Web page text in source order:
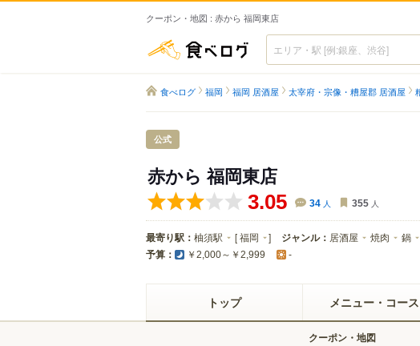
クーポン・地図 : 赤から 福岡東店
食べログ
食べログ 福岡 福岡 居酒屋 太宰府・宗像・糟屋郡 居酒屋
公式
赤から 福岡東店
3.05 34 人 355 人
最寄り駅： 柚須駅 [福岡 ] ジャンル： 居酒屋 焼肉 鍋
予算： ￥2,000～￥2,999 -
トップ メニュー・コース
クーポン・地図